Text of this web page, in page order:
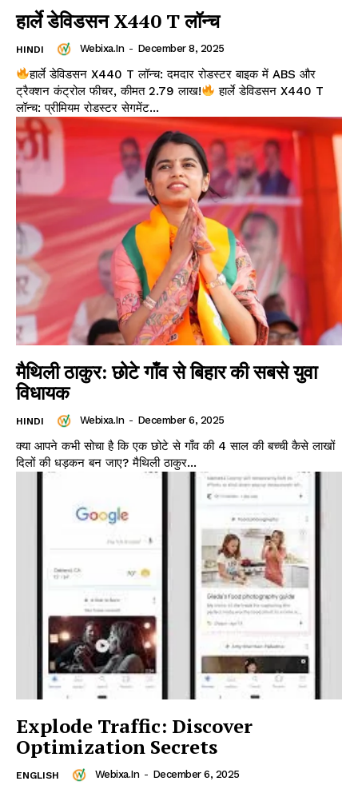
हार्ले डेविडसन X440 T लॉन्च
HINDI Webixa.in - December 8, 2025
हार्ले डेविडसन X440 T लॉन्च: दमदार रोडस्टर बाइक में ABS और
ट्रैक्शन कंट्रोल फीचर, कीमत ₹2.79 लाख!
हार्ले डेविडसन X440 T
लॉन्च: प्रीमियम रोडस्टर सेगमेंट...
मैथिली ठाकुर: छोटे गाँव से बिहार की सबसे युवा
विधायक
HINDI Webixa.in - December 6, 2025
क्या आपने कभी सोचा है कि एक छोटे से गाँव की 4 साल की बच्ची कैसे लाखों
दिलों की धड़कन बन जाए? मैथिली ठाकुर...
Explode Traffic: Discover
Optimization Secrets
ENGLISH Webixa.in - December 6, 2025